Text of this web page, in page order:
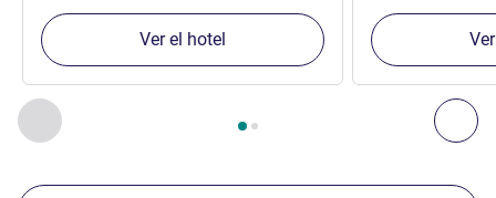
Anterior - Nuestros establecimientos cercanos
Página , Nuestros establecimientos cercanos 1 :,
Ver el hotel